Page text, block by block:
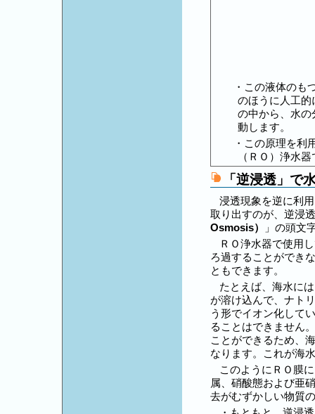
・この液体のも
のほうに人工
の中から、水
動します。
・この原理を利
（ＲＯ）浄水
「逆浸透」で
浸透現象を逆に利
取り出すのが、逆浸
Osmosis）
」の頭文
ＲＯ浄水器で使用
ろ過することができ
ともできます。
たとえば、海水に
が溶け込んで、ナト
う形でイオン化して
ることはできません
ことができるため、
なります。これが海
このようにＲＯ膜
属、硝酸態および亜
去がむずかしい物質